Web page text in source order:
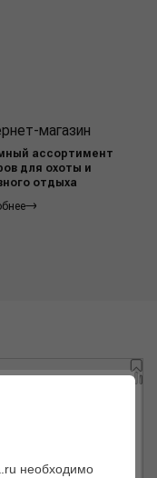
магазин
ассортимент
для охоты и
отдыха
необходимо